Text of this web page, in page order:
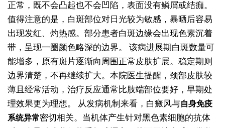
正常，既不会凸起也不会凹陷，表面没有鳞屑或结痂。
值得注意的是，白斑部位对日光较为敏感，暴晒后容易
出现发红、灼热感。部分患者白斑边缘会出现色素沉着
带，呈现一圈颜色略深的边界。
该病进展期白斑数量可
能增多，原有斑片逐渐向周围正常皮肤扩展。稳定期则
边界清楚，不再继续扩大。本院医生提醒，颈部皮肤较
薄且经常活动，治疗反应通常比肢端部位要好，早期处
理效果更为理想。
从发病机制来看，白癜风与自身免疫
系统异常密切相关。当机体产生针对黑色素细胞的抗体